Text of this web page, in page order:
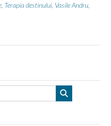
Terapia destinului Vasile Andru